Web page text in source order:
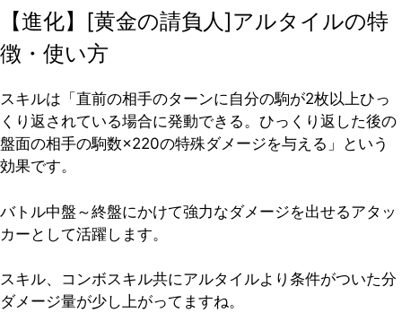
【進化】[黄金の請負人]アルタイルの特
徴・使い方
スキルは「直前の相手のターンに自分の駒が2枚以上ひっ
くり返されている場合に発動できる。ひっくり返した後の
盤面の相手の駒数×220の特殊ダメージを与える」という
効果です。
バトル中盤～終盤にかけて強力なダメージを出せるアタッ
カーとして活躍します。
スキル、コンボスキル共にアルタイルより条件がついた分
ダメージ量が少し上がってますね。